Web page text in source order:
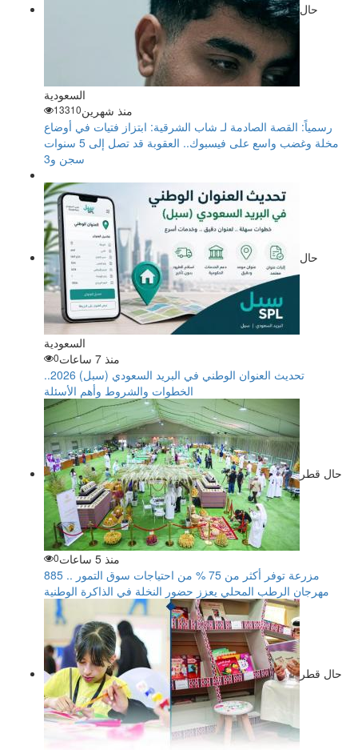
حال
السعودية
منذ شهرين13310
رسمياً: القصة الصادمة لـ شاب الشرقية: ابتزاز فتيات في أوضاع
مخلة وغضب واسع على فيسبوك.. العقوبة قد تصل إلى 5 سنوات
سجن و3
حال
السعودية
منذ 7 ساعات
0
تحديث العنوان الوطني في البريد السعودي (سبل) 2026..
الخطوات والشروط وأهم الأسئلة
حال قطر
منذ 5 ساعات 0
885 مزرعة توفر أكثر من 75 % من احتياجات سوق التمور ..
مهرجان الرطب المحلي يعزز حضور النخلة في الذاكرة الوطنية
حال قطر